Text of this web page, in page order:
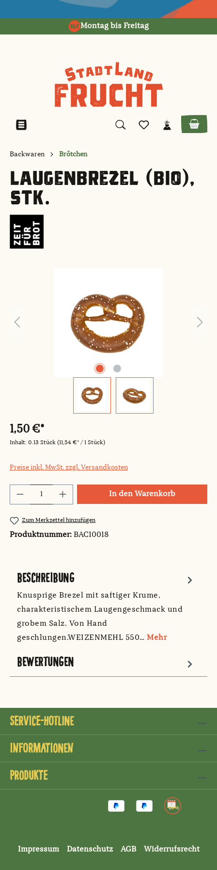
Montag bis Freitag
Backwaren Brötchen
LAUGENBREZEL (BIO),
STK.
1,50 €*
Inhalt: 0.13 Stück (11,54 €* / 1 Stück)
Preise inkl. MwSt. zzgl. Versandkosten
Produkt Anzahl: Gib den gewünschten
In den Warenkorb
Zum Merkzettel hinzufügen
Produktnummer: BAC10018
BESCHREIBUNG
Knusprige Brezel mit saftiger Krume,
charakteristischem Laugengeschmack und
grobem Salz. Von Hand
geschlungen.WEIZENMEHL 550… Mehr
BEWERTUNGEN
Service-Hotline
Informationen
Produkte
Impressum Datenschutz AGB Widerrufsrecht